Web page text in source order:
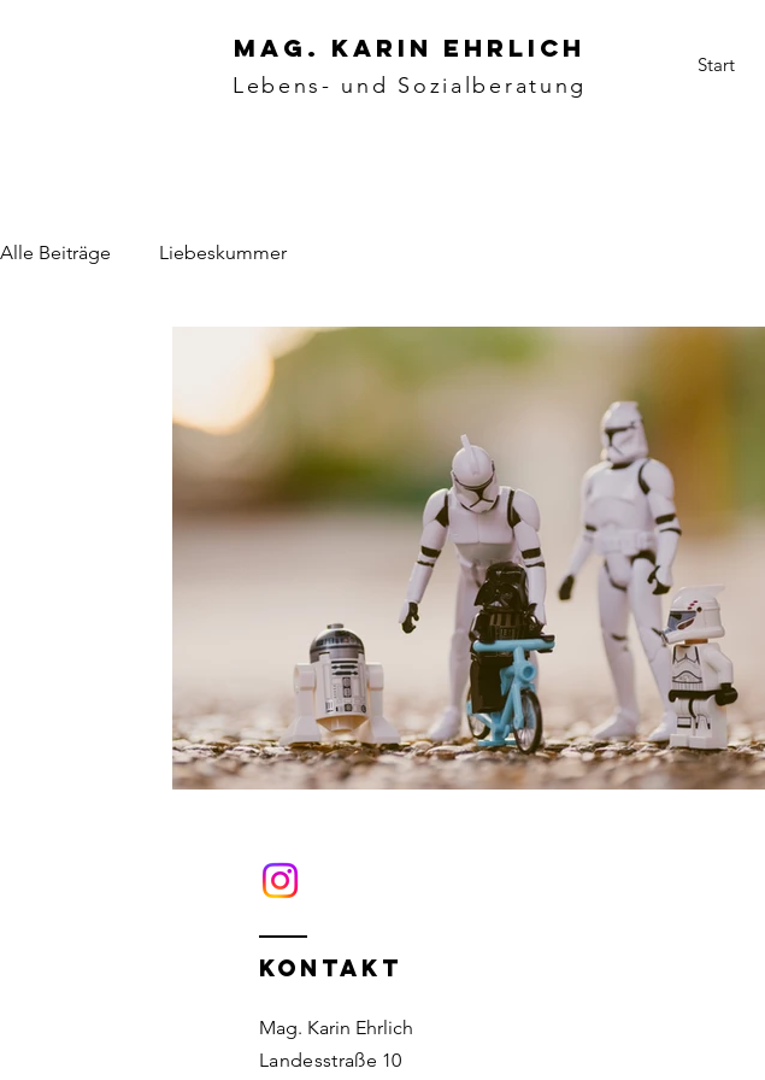
Mag. karin ehrlich
Start
Lebens- und Sozialberatung
Alle Beiträge Liebeskummer
KONTAKT
Mag. Karin Ehrlich
Landesstraße 10